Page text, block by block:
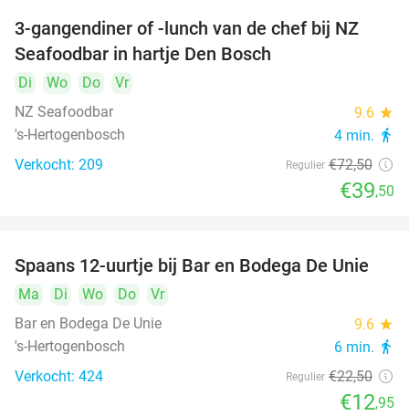
46%
3-gangendiner of -lunch van de chef bij NZ
Seafoodbar in hartje Den Bosch
Di Wo Do
Vr
NZ Seafoodbar
9.6 star
's-Hertogenbosch 4 min. directions_walk
Verkocht: 209 Regulier €72,50
€39,50
42%
Spaans 12-uurtje bij Bar en Bodega De Unie
Ma Di Wo Do
Vr
Bar en Bodega De Unie
9.6 star
's-Hertogenbosch 6 min. directions_walk
Verkocht: 424 Regulier €22,50
€12,95